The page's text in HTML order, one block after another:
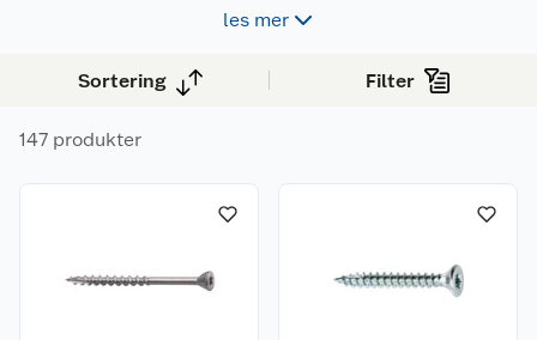
montering til utendørs konstruksjoner. Riktig type og
lengde gir et solid og varig resultat, uansett oppgave.
les mer
Sortering Filter
147 produkter